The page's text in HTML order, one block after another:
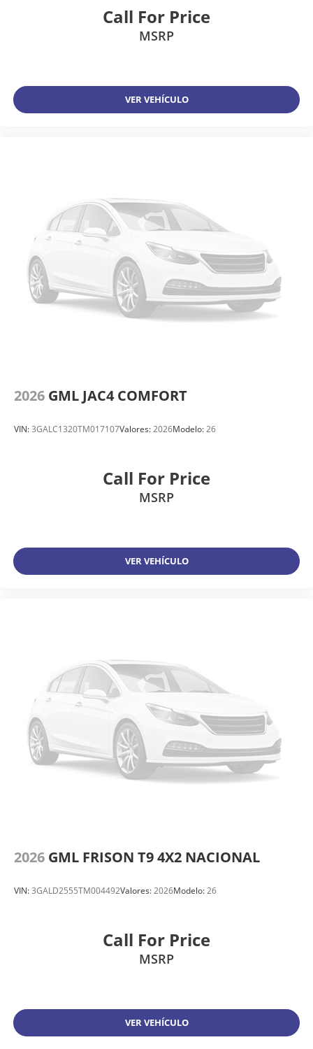
Call For Price
MSRP
VER VEHÍCULO
2026 GML JAC4 COMFORT
VIN:3GALC1320TM017107Valores:2026Modelo:26
Call For Price
MSRP
VER VEHÍCULO
2026 GML FRISON T9 4X2 NACIONAL
VIN:3GALD2555TM004492Valores:2026Modelo:26
Call For Price
MSRP
VER VEHÍCULO